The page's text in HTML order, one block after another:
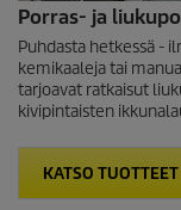
Porras- ja
Puhdasta hetkessä -
kemikaaleja tai
tarjoavat ratkaisut
kivipintaisten
KATSO TUOTTEET